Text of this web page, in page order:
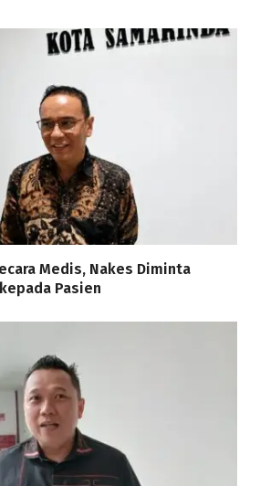
Medis, Nakes Diminta
Pasien